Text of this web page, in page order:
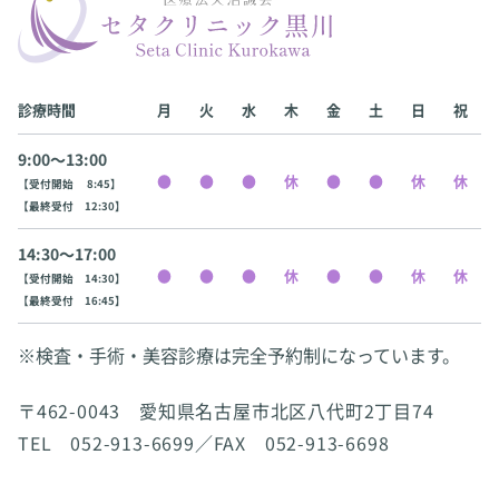
診療時間 月 火 水 木 金 土 日 祝
9:00〜13:00
【受付開始 8:45】
【最終受付 12:30】
14:30〜17:00
【受付開始 14:30】
【最終受付 16:45】
※検査・手術・美容診療は完全予約制になっています。
〒462-0043 愛知県名古屋市北区八代町2丁目74
TEL 052-913-6699／FAX 052-913-6698